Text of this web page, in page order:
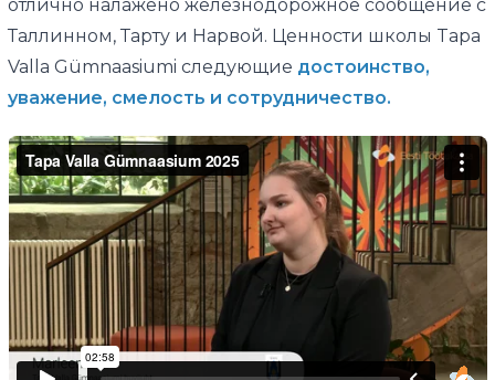
отлично налажено железнодорожное сообщение с
Таллинном, Тарту и Нарвой. Ценности школы Tapa
Valla Gümnaasiumi следующие достоинство,
уважение, смелость и сотрудничество.